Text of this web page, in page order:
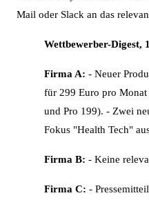
Mail oder Slack an das
Wettbewerber-Digest,
Firma A: - Neuer
für 299 Euro pro
und Pro 199). - Zwei
Fokus "Health Tech"
Firma B: - Keine
Firma C: -